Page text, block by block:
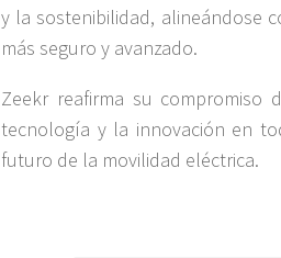
y la sostenibilidad, alineándose
más seguro y avanzado.
Zeekr reafirma su compromiso
tecnología y la innovación en
futuro de la movilidad eléctrica.